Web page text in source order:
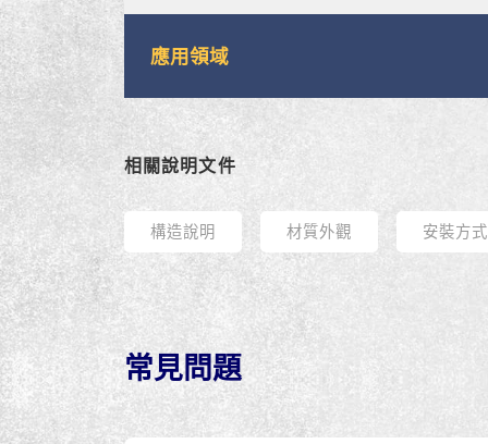
應用領域
相關說明文件
構造說明 材質外觀 安裝方
常見問題